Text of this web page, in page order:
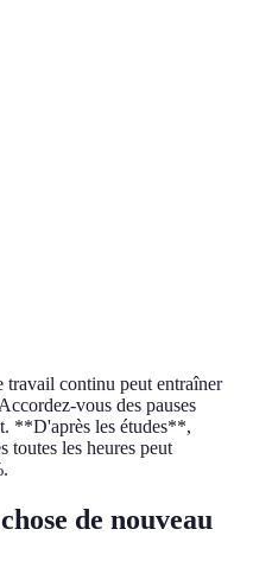
travail continu peut entraîner
vous des pauses
**D'après les études**,
toutes les heures peut
de nouveau